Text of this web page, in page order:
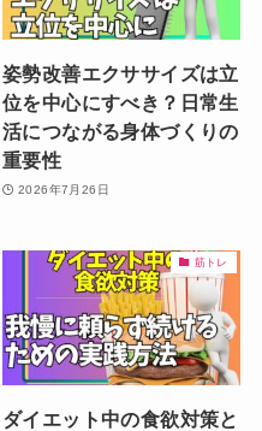
姿勢改善エクササイズは立
位を中心にすべき？日常生
活につながる身体づくりの
重要性
2026年7月26日
筋トレ
ダイエット中の食欲対策と